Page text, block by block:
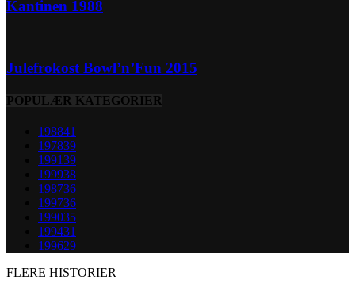
Kantinen 1988
Julefrokost Bowl’n’Fun 2015
POPULÆR KATEGORIER
198841
197839
199139
199938
198736
199736
199035
199431
199629
FLERE HISTORIER